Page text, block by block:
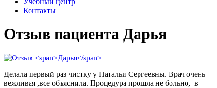
Учебный центр
Контакты
Отзыв пациента Дарья
Делала первый раз чистку у Натальи Сергеевны. Врач очень
вежливая ,все объяснила. Процедура прошла не больно, в